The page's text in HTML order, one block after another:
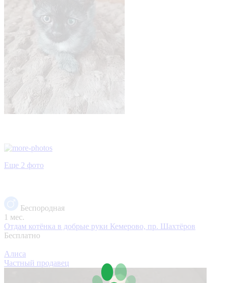
Еще 2 фото
Беспородная
1 мес.
Отдам котёнка в добрые руки Кемерово, пр. Шахтёров
Бесплатно
Алиса
Частный продавец